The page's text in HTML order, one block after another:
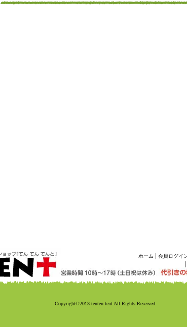
ホーム | 会員ログイ
|
Copyright©2013 tenten-tent All Rights Reserved.